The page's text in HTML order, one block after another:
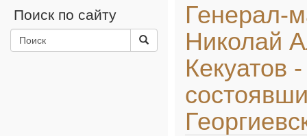
Поиск по сайту
Генерал-
Николай
Кекуатов